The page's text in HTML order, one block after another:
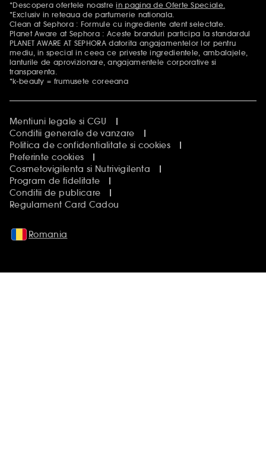
Mentiuni aditionale
*Descopera ofertele noastrein pagina de Oferte Speciale.
*Exclusiv in reteaua de parfumerie nationala.
Clean at Sephora : Formule cu ingrediente atent selectate.
Planet Aware at Sephora : Aceste branduri participa la standardul
PLANET AWARE AT SEPHORA datorita angajamentelor lor pentru
mediu, in special in ceea ce priveste ingredientele, ambalajele,
lanturile de aprovizionare, angajamentele corporative si
transparenta.
*k-beauty = frumusete coreeana
Mentiuni legale si CGU
Conditii generale de vanzare
Politica de confidentialitate si cookies
Preferinte cookies
Cosmetovigilenta si Nutrivigilenta
Program de fidelitate
Conditii de publicare
Regulament Card Cadou
Romania